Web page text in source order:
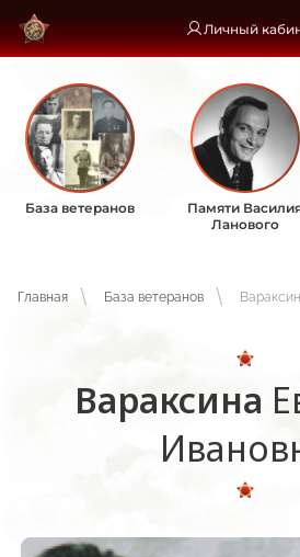
Личный
База ветеранов
Памяти
Ланового
Главная База ветеранов
Вараксина